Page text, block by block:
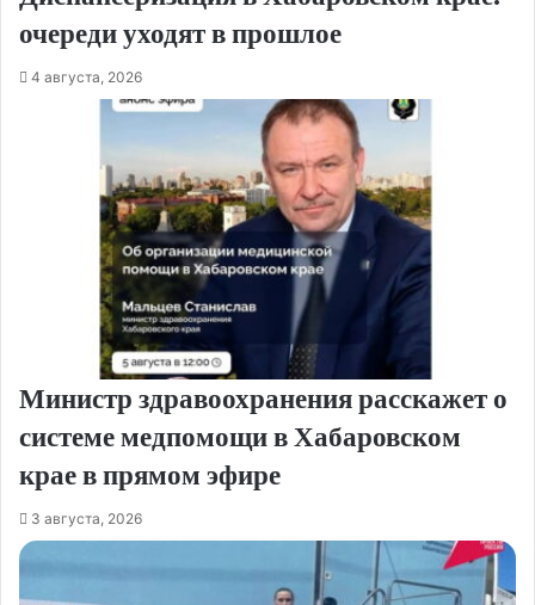
очереди уходят в прошлое
4 августа, 2026
Министр здравоохранения расскажет о
системе медпомощи в Хабаровском
крае в прямом эфире
3 августа, 2026